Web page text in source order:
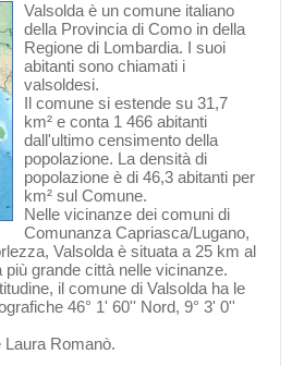
Valsolda è un comune italiano
della Provincia di Como in della
Regione di Lombardia. I suoi
abitanti sono chiamati i
valsoldesi.
Il comune si estende su 31,7
km² e conta 1 466 abitanti
dall'ultimo censimento della
popolazione. La densità di
popolazione è di 46,3 abitanti per
km² sul Comune.
Nelle vicinanze dei comuni di
Comunanza Capriasca/Lugano,
, Valsolda è situata a 25 km al
più grande città nelle vicinanze.
il comune di Valsolda ha le
46° 1' 60'' Nord, 9° 3' 0''
Laura Romanò.